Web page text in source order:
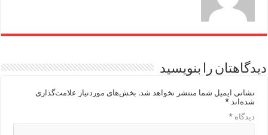
دیدگاهتان را بنویسید
نشانی ایمیل شما منتشر نخواهد شد. بخش‌های موردنیاز علامت‌گذاری
شده‌اند*
دیدگاه*